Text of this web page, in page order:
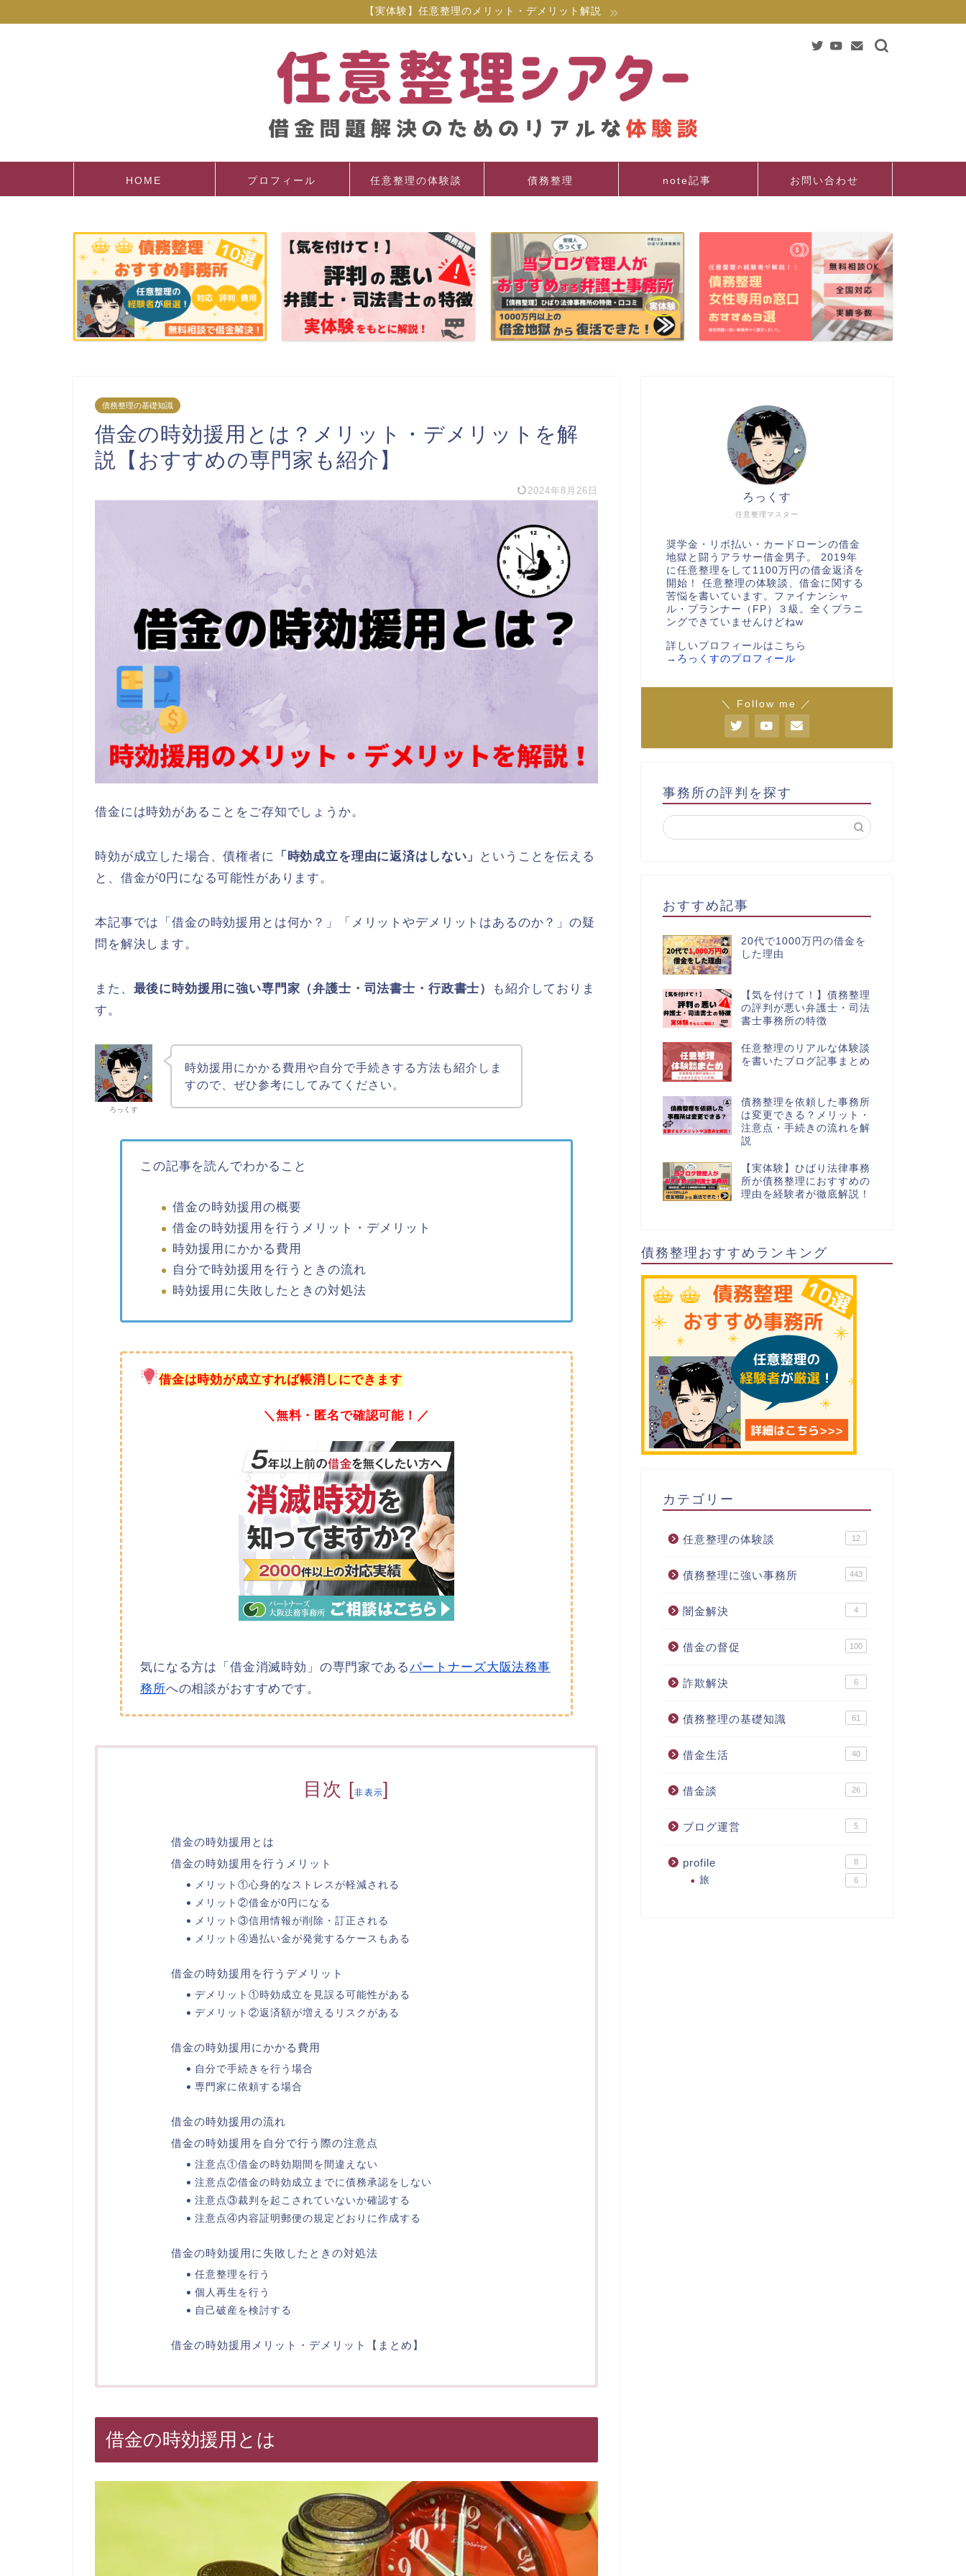
【実体験】任意整理のメリット・デメリット解説
HOME プロフィール 任意整理の体験談 債務整理 note記事 お問い合わせ
債務整理の基礎知識
借金の時効援用とは？メリット・デメリットを解
説【おすすめの専門家も紹介】
2024年8月26日
借金には時効があることをご存知でしょうか。
時効が成立した場合、債権者に 「時効成立を理由に返済はしない」
ということを伝える
と、借金が0円になる可能性があります。
本記事では「借金の時効援用とは何か？」「メリットやデメリットはあるのか？」の疑
問を解決します。
また、 最後に時効援用に強い専門家（弁護士・司法書士・行政書士）
も紹介しておりま
す。
ろっくす
時効援用にかかる費用や自分で手続きする方法も紹介しま
すので、ぜひ参考にしてみてください。
この記事を読んでわかること
借金の時効援用の概要
借金の時効援用を行うメリット・デメリット
時効援用にかかる費用
自分で時効援用を行うときの流れ
時効援用に失敗したときの対処法
借金は時効が成立すれば帳消しにできます
＼無料・匿名で確認可能！／
気になる方は「借金消滅時効」の専門家であるパートナーズ大阪法務事
務所への相談がおすすめです。
目次 [非表示]
借金の時効援用とは
借金の時効援用を行うメリット
メリット①心身的なストレスが軽減される
メリット②借金が0円になる
メリット③信用情報が削除・訂正される
メリット④過払い金が発覚するケースもある
借金の時効援用を行うデメリット
デメリット①時効成立を見誤る可能性がある
デメリット②返済額が増えるリスクがある
借金の時効援用にかかる費用
自分で手続きを行う場合
専門家に依頼する場合
借金の時効援用の流れ
借金の時効援用を自分で行う際の注意点
注意点①借金の時効期間を間違えない
注意点②借金の時効成立までに債務承認をしない
注意点③裁判を起こされていないか確認する
注意点④内容証明郵便の規定どおりに作成する
借金の時効援用に失敗したときの対処法
任意整理を行う
個人再生を行う
自己破産を検討する
借金の時効援用メリット・デメリット【まとめ】
借金の時効援用とは
任意整理マスター
ろっくす
奨学金・リボ払い・カードローンの借金
地獄と闘うアラサー借金男子。 2019年
に任意整理をして1100万円の借金返済を
開始！ 任意整理の体験談、借金に関する
苦悩を書いています。ファイナンシャ
ル・プランナー（FP）３級。全くプラニ
ングできていませんけどねw
詳しいプロフィールはこちら
→ ろっくすのプロフィール
＼ Follow me ／
事務所の評判を探す
おすすめ記事
20代で1000万円の借金を
した理由
【気を付けて！】債務整理
の評判が悪い弁護士・司法
書士事務所の特徴
任意整理のリアルな体験談
を書いたブログ記事まとめ
債務整理を依頼した事務所
は変更できる？メリット・
注意点・手続きの流れを解
説
【実体験】ひばり法律事務
所が債務整理におすすめの
理由を経験者が徹底解説！
債務整理おすすめランキング
カテゴリー
任意整理の体験談 12
債務整理に強い事務所 443
闇金解決 4
借金の督促 100
詐欺解決 6
債務整理の基礎知識 61
借金生活 40
借金談 26
ブログ運営 5
profile 8
旅 6